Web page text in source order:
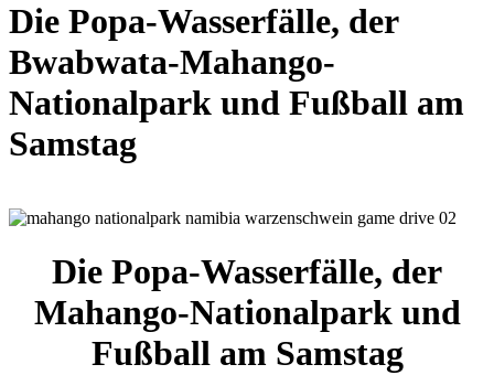
Die Popa-Wasserfälle, der
Bwabwata-Mahango-
Nationalpark und Fußball am
Samstag
Die Popa-Wasserfälle, der
Mahango-Nationalpark und
Fußball am Samstag